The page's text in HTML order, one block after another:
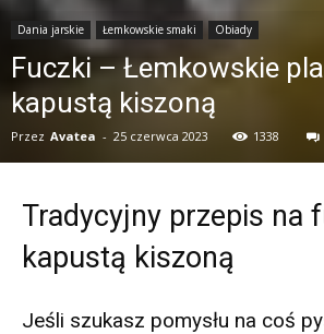
Dania jarskie Łemkowskie smaki Obiady
Fuczki – Łemkowskie
kapustą kiszoną
Przez Avatea - 25 czerwca 2023 1338
Tradycyjny przepis na
kapustą kiszoną
Jeśli szukasz pomysłu na coś